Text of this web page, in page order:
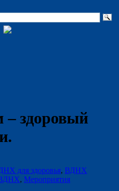
здоровый
для здоровья, ВДНХ
, Мероприятия